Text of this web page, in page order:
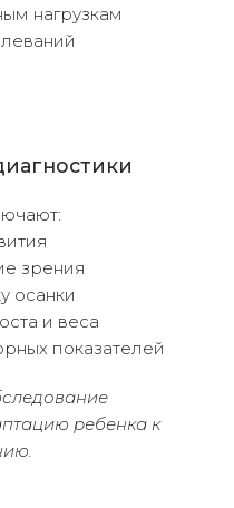
нагрузкам
зрения
осанки
и веса
показателей
ребенка к